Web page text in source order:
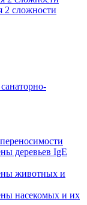
2 сложности
деревьев IgE
животных и
насекомых и их